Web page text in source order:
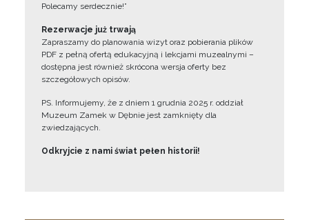
Polecamy serdecznie!”
Rezerwacje już trwają
Zapraszamy do planowania wizyt oraz pobierania plików
PDF z pełną ofertą edukacyjną i lekcjami muzealnymi –
dostępna jest również skrócona wersja oferty bez
szczegółowych opisów.
PS. Informujemy, że z dniem 1 grudnia 2025 r. oddział
Muzeum Zamek w Dębnie jest zamknięty dla
zwiedzających.
Odkryjcie z nami świat pełen historii!